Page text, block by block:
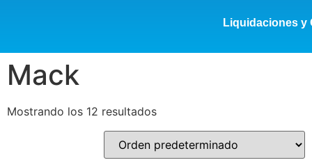
Liquidaciones y
Mack
Mostrando los 12 resultados